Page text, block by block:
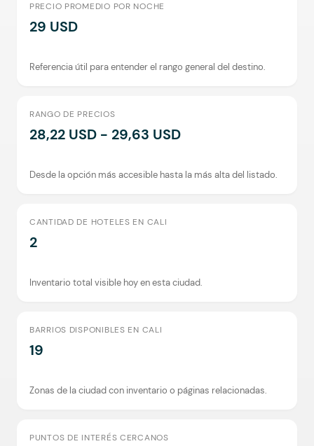
PRECIO PROMEDIO POR NOCHE
29 USD
Referencia útil para entender el rango general del destino.
RANGO DE PRECIOS
28,22 USD - 29,63 USD
Desde la opción más accesible hasta la más alta del listado.
CANTIDAD DE HOTELES EN CALI
2
Inventario total visible hoy en esta ciudad.
BARRIOS DISPONIBLES EN CALI
19
Zonas de la ciudad con inventario o páginas relacionadas.
PUNTOS DE INTERÉS CERCANOS